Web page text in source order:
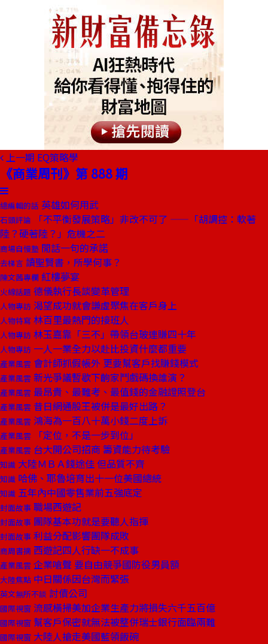
上一期 EQ策略學
《商業周刊》第 888 期
總編輯的話 英雄如何用武
石頭評論
「不平衡發展策略」非改不可了 ——「胡調控：軟著
陸？硬著陸？」危機之二
商場自慢塾 閒話一句的承諾
去梯言 讀聖賢書，所學何事？
陳文茜專欄 紅樓夢宴
火線話題 德儀執行長談變革管理
人物專訪 渴望成功就會謙虛聚焦在客戶身上
人物特寫 林百里最熱門的接班人
人物專訪 林玉嘉靠「三不」帶領台玻連賺四十年
人物專訪 一人一業全力以赴比投資什麼都重要
產業風雲 會計師抓假帳外 更要幫客戶找賺錢模式
產業風雲 新光爭議暫歇下齣家鬥戲碼換誰演？
產業風雲 最昂貴、最難考、最值錢的金融證照登台
產業風雲 昔日網通股王被併是最好出路？
產業風雲 鴻海為一百八十萬小錢二度上訴
產業風雲 「定位，不是一步到位」
產業風雲 台大開公司招商 籌資能力待考驗
知識 大陸ＭＢＡ錢途佳 但品質不齊
知識 哈佛、耶魯培育出十一位美國總統
知識 五年內中國零售業前五強底定
封面故事 職場西遊記
封面故事 團隊基本功就是要聽人指揮
封面故事 利益分配影響團隊成敗
商周書摘 西遊記四人行缺一不成事
產業風雲 企業嗆聲 要自由競爭國防役男員額
大陸焦點 中日關係因台灣而緊張
英文無所不談 討債公司
國際視窗 流感橫掃美加企業生產力將損失六千五百億
國際視窗 幫客戶保密就無法被整併瑞士銀行面臨兩難
國際視窗 大陸人搶走美國藍領飯碗